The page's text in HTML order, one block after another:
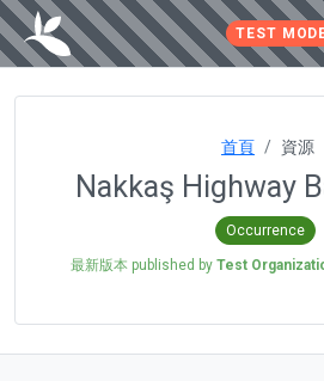
TEST
首頁 資源
Nakkaş Highway
Occurrence
最新版本 published by Test